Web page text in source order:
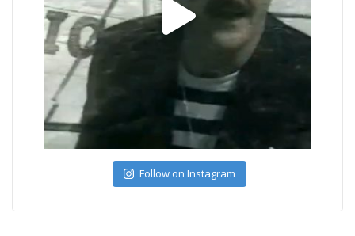
Follow on Instagram